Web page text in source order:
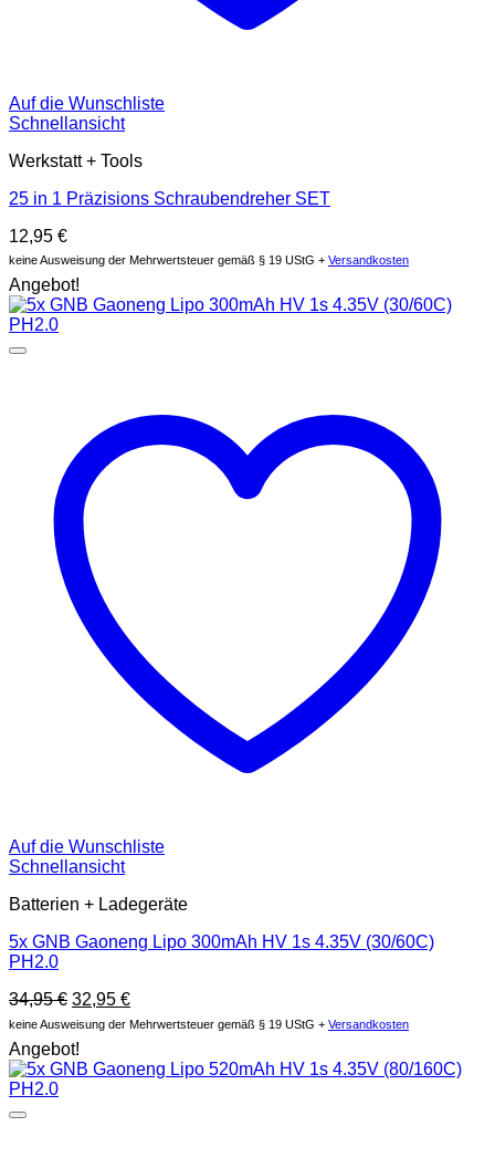
Auf die Wunschliste
Schnellansicht
Werkstatt + Tools
25 in 1 Präzisions Schraubendreher SET
12,95 €
keine Ausweisung der Mehrwertsteuer gemäß § 19 UStG + Versandkosten
Angebot!
Auf die Wunschliste
Schnellansicht
Batterien + Ladegeräte
5x GNB Gaoneng Lipo 300mAh HV 1s 4.35V (30/60C)
PH2.0
34,95€ Ursprünglicher
Preis
war:
34,95 €
32,95 €Aktueller
Preis
32,95 €.
keine Ausweisung der Mehrwertsteuer gemäß § 19 UStG + Versandkosten
Angebot!